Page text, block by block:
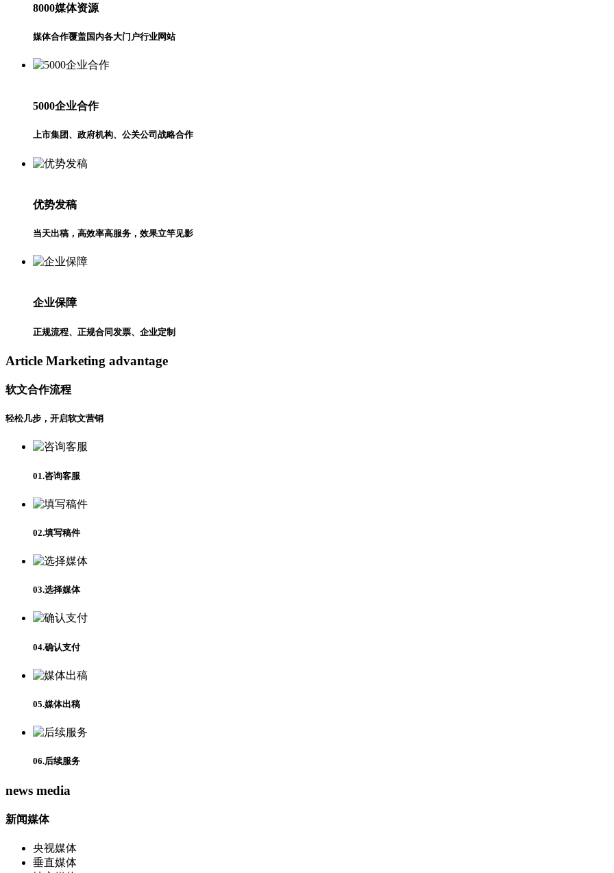
8000媒体资源
媒体合作覆盖国内各大门户行业网站
5000企业合作
上市集团、政府机构、公关公司战略合作
优势发稿
当天出稿，高效率高服务，效果立竿见影
企业保障
正规流程、正规合同发票、企业定制
Article Marketing advantage
软文合作流程
轻松几步，开启软文营销
01.咨询客服
02.填写稿件
03.选择媒体
04.确认支付
05.媒体出稿
06.后续服务
news media
新闻媒体
央视媒体
垂直媒体